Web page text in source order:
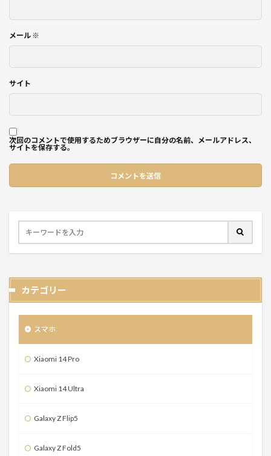
メール ※
サイト
次回のコメントで使用するためブラウザーに自分の名前、メールアドレス、
サイトを保存する。
カテゴリー
スマホ
Xiaomi 14 Pro
Xiaomi 14 Ultra
Galaxy Z Flip5
Galaxy Z Fold5